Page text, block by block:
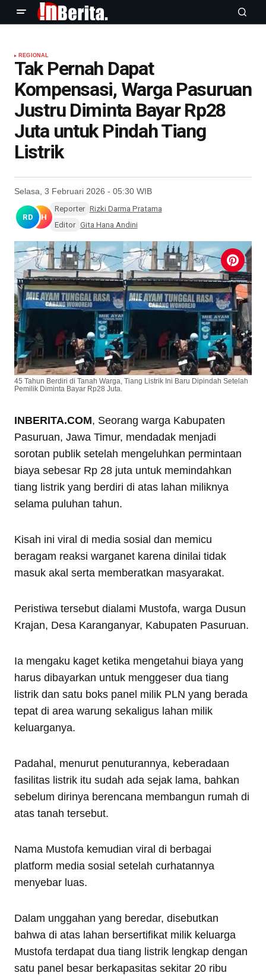
REGIONAL
Tak Pernah Dapat
Kompensasi, Warga Pasuruan
Justru Diminta Bayar Rp28
Juta untuk Pindah Tiang
Listrik
Selasa, 3 Februari 2026 - 05:30 WIB
RD GH
Reporter Rizki Darma Pratama
Editor Gita Hana Andini
45 Tahun Berdiri di Tanah Warga, Tiang Listrik Ini Baru Dipindah Setelah
Pemilik Diminta Bayar Rp28 Juta.
INBERITA.COM, Seorang warga Kabupaten
Pasuruan, Jawa Timur, mendadak menjadi
sorotan publik setelah mengeluhkan permintaan
biaya sebesar Rp 28 juta untuk memindahkan
tiang listrik yang berdiri di atas lahan miliknya
selama puluhan tahun.
Kisah ini viral di media sosial dan memicu
beragam reaksi warganet karena dinilai tidak
masuk akal serta memberatkan masyarakat.
Peristiwa tersebut dialami Mustofa, warga Dusun
Krajan, Desa Karanganyar, Kabupaten Pasuruan.
Ia mengaku kaget ketika mengetahui biaya yang
harus dibayarkan untuk menggeser dua tiang
listrik dan satu boks panel milik PLN yang berada
tepat di area warung sekaligus lahan milik
keluarganya.
Padahal, menurut penuturannya, keberadaan
fasilitas listrik itu sudah ada sejak lama, bahkan
sebelum dirinya berencana membangun rumah di
atas tanah tersebut.
Nama Mustofa kemudian viral di berbagai
platform media sosial setelah curhatannya
menyebar luas.
Dalam unggahan yang beredar, disebutkan
bahwa di atas lahan bersertifikat milik keluarga
Mustofa terdapat dua tiang listrik lengkap dengan
satu panel besar berkapasitas sekitar 20 ribu